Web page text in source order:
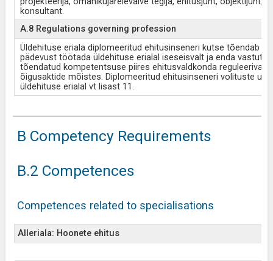
konsultant.
A.8 Regulations governing profession
Üldehituse eriala diplomeeritud ehitusinseneri kutse tõendab
pädevust töötada üldehituse erialal iseseisvalt ja enda
tõendatud kompetentsuse piires ehitusvaldkonda reguleerivate
õigusaktide mõistes. Diplomeeritud ehitusinseneri volituste
üldehituse erialal vt lisast 11.
B Competency Requirements
B.2 Competences
Competences related to specialisations
Alleriala: Hoonete ehitus